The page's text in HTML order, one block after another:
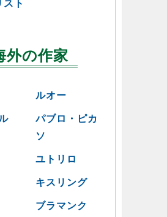
ト
外の作家
ルオー
パブロ・ピカ
ソ
ユトリロ
キスリング
ブラマンク